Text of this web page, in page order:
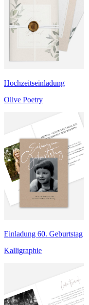
Hochzeitseinladung
Olive Poetry
Einladung 60. Geburtstag
Kalligraphie